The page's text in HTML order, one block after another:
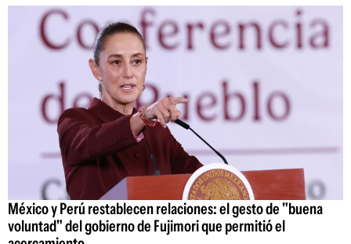
México y Perú restablecen relaciones: el gesto de "buena
voluntad" del gobierno de Fujimori que permitió el